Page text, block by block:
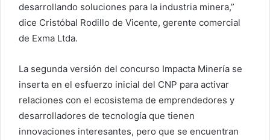
desarrollando soluciones para la industria minera,”
dice Cristóbal Rodillo de Vicente, gerente comercial
de Exma Ltda.
La segunda versión del concurso Impacta Minería se
inserta en el esfuerzo inicial del CNP para activar
relaciones con el ecosistema de emprendedores y
desarrolladores de tecnología que tienen
innovaciones interesantes, pero que se encuentran